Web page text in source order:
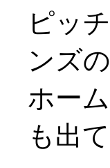
ピッ
ンズ
ホー
も出